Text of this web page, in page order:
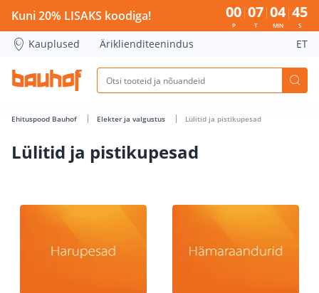
Lülitid ja pistikupesad - Bauhof has loaded
Kuni 20% LISAKS koodiga! 00
P
07
T
04
MIN
44
S
Kauplused Äriklienditeenindus ET
Ehituspood Bauhof Elekter ja valgustus Lülitid ja pistikupesad
Lülitid ja pistikupesad